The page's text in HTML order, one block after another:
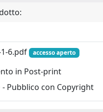
6.pdf
accesso aperto
in Post-print
- Pubblico con Copyright